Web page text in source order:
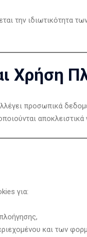
την ιδιωτικότητα
Χρήση
προσωπικά
αποκλειστικά
για:
και των